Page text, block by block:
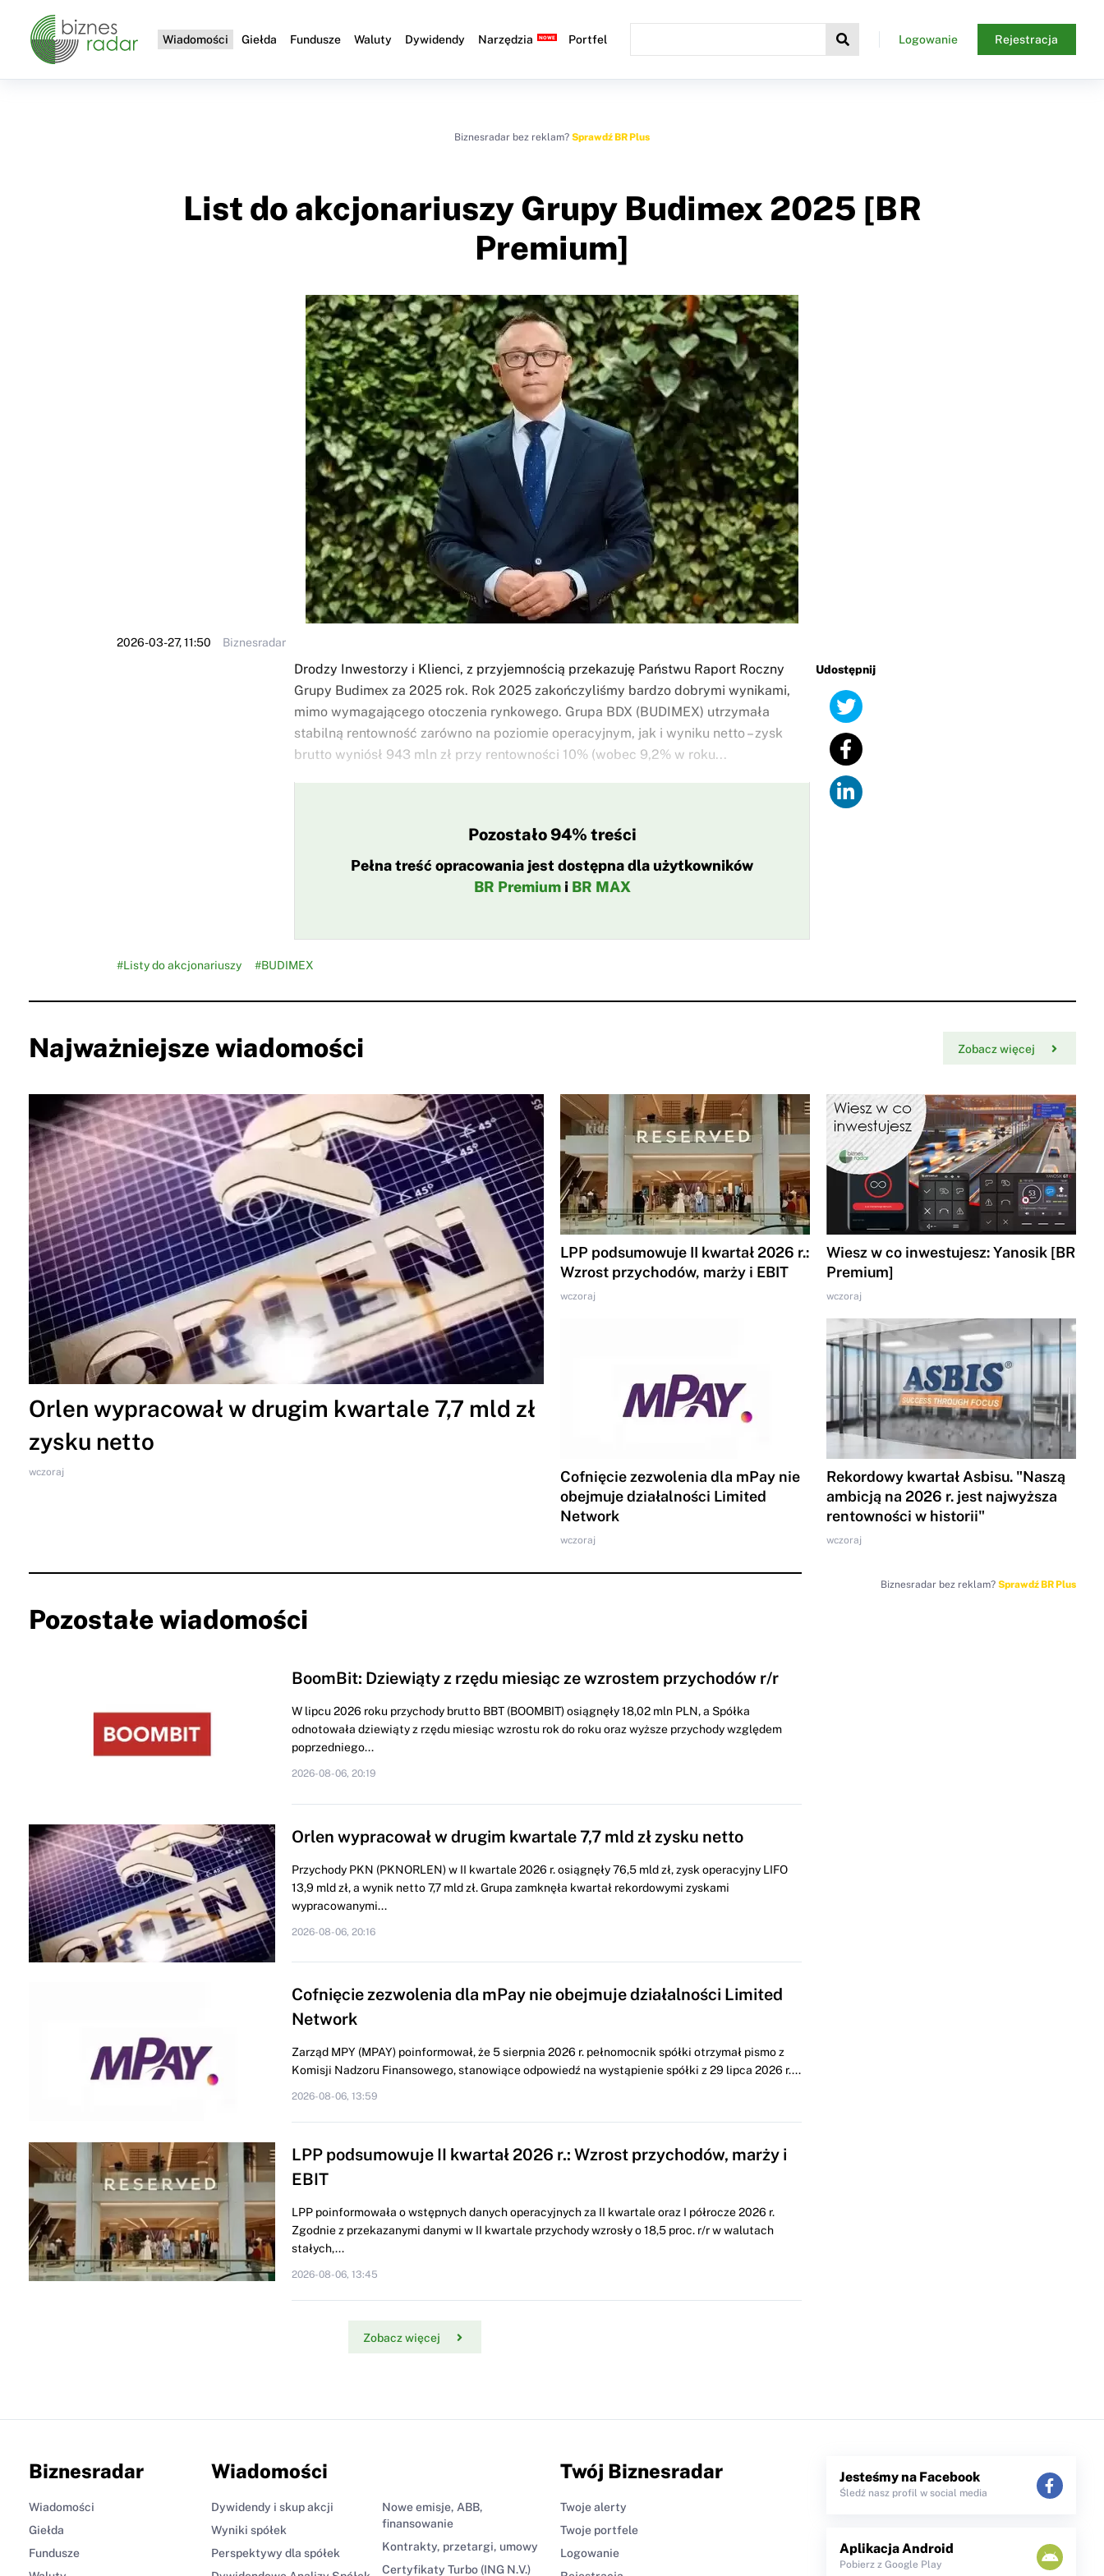
Wiadomości Giełda Fundusze Waluty Dywidendy Narzędzia Portfel Logowanie Rejestracja
Biznesradar bez reklam? Sprawdź BR Plus
List do akcjonariuszy Grupy Budimex 2025 [BR
Premium]
2026-03-27, 11:50 Biznesradar
Udostępnij
Drodzy Inwestorzy i Klienci,‎ z przyjemnością przekazuję Państwu Raport Roczny
Grupy Budimex za 2025 rok. Rok 2025 zakończyliśmy bardzo dobrymi wynikami,
mimo wymagającego otoczenia rynkowego. Grupa BDX (BUDIMEX) utrzymała
stabilną rentowność zarówno na poziomie operacyjnym, jak i wyniku netto – zysk
brutto wyniósł 943 mln zł przy rentowności 10% (wobec 9,2% w roku...
Pozostało 94% treści
Pełna treść opracowania jest dostępna dla użytkowników
BR Premiumi BR MAX
#Listy do akcjonariuszy #BUDIMEX
Najważniejsze wiadomości Zobacz więcej
Orlen wypracował w drugim kwartale 7,7 mld zł
zysku netto
wczoraj
LPP podsumowuje II kwartał 2026 r.:
Wzrost przychodów, marży i EBIT
wczoraj
Wiesz w co inwestujesz: Yanosik [BR
Premium]
wczoraj
Cofnięcie zezwolenia dla mPay nie
obejmuje działalności Limited
Network
wczoraj
Rekordowy kwartał Asbisu. "Naszą
ambicją na 2026 r. jest najwyższa
rentowności w historii"
wczoraj
Pozostałe wiadomości
BoomBit: Dziewiąty z rzędu miesiąc ze wzrostem przychodów r/r
W lipcu 2026 roku przychody brutto BBT (BOOMBIT) osiągnęły 18,02 mln PLN, a Spółka
odnotowała dziewiąty z rzędu miesiąc wzrostu rok do roku oraz wyższe przychody względem
poprzedniego...
2026-08-06, 20:19
Orlen wypracował w drugim kwartale 7,7 mld zł zysku netto
Przychody PKN (PKNORLEN) w II kwartale 2026 r. osiągnęły 76,5 mld zł, zysk operacyjny LIFO
13,9 mld zł, a wynik netto 7,7 mld zł. Grupa zamknęła kwartał rekordowymi zyskami
wypracowanymi...
2026-08-06, 20:16
Cofnięcie zezwolenia dla mPay nie obejmuje działalności Limited
Network
Zarząd MPY (MPAY) poinformował, że 5 sierpnia 2026 r. pełnomocnik spółki otrzymał pismo z
Komisji Nadzoru Finansowego, stanowiące odpowiedź na wystąpienie spółki z 29 lipca 2026 r....
2026-08-06, 13:59
LPP podsumowuje II kwartał 2026 r.: Wzrost przychodów, marży i
EBIT
LPP poinformowała o wstępnych danych operacyjnych za II kwartale oraz I półrocze 2026 r.
Zgodnie z przekazanymi danymi w II kwartale przychody wzrosły o 18,5 proc. r/r w walutach
stałych,...
2026-08-06, 13:45
Zobacz więcej
Biznesradar bez reklam? Sprawdź BR Plus
Biznesradar
Wiadomości
Giełda
Fundusze
Wiadomości
Dywidendy i skup akcji
Wyniki spółek
Perspektywy dla spółek
Nowe emisje, ABB,
finansowanie
Kontrakty, przetargi, umowy
Certyfikaty Turbo (ING N.V.)
Twój Biznesradar
Twoje alerty
Twoje portfele
Logowanie
Jesteśmy na Facebook
Śledź nasz profil w social media
Aplikacja Android
Pobierz z Google Play